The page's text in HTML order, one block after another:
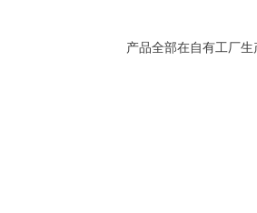
产品全部在自有工厂生